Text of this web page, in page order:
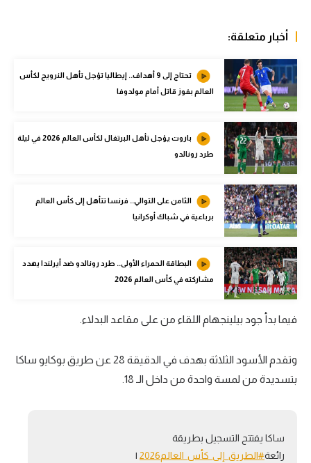
الوطن العربي
في المونديال
رياضة نسائية
آسيا
أمريكا
ركن الألعاب
أقسام خاصة
Gamers
ميركاتو
تقرير في الجول
كويز في الجول
أخبار متعلقة:
تحتاج إلى 9 أهداف.. إيطاليا تؤجل تأهل النرويج لكأس
العالم بفوز قاتل أمام مولدوفا
باروت يؤجل تأهل البرتغال لكأس العالم 2026 في ليلة
طرد رونالدو
الثامن على التوالي.. فرنسا تتأهل إلى كأس العالم
برباعية في شباك أوكرانيا
البطاقة الحمراء الأولى.. طرد رونالدو ضد أيرلندا يهدد
مشاركته في كأس العالم 2026
فيما بدأ جود بيلينجهام اللقاء من على مقاعد البدلاء.
وتقدم الأسود الثلاثة بهدف في الدقيقة 28 عن طريق بوكايو ساكا
بتسديدة من لمسة واحدة من داخل الـ 18.
ساكا يفتتح التسجيل بطريقة
رائعة#الطريق_إلى_كأس_العالم2026
|